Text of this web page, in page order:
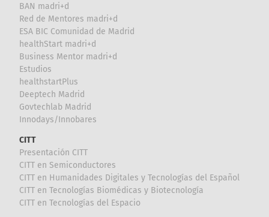
BAN madri+d
Red de Mentores madri+d
ESA BIC Comunidad de Madrid
healthStart madri+d
Business Mentor madri+d
Estudios
healthstartPlus
Deeptech Madrid
Govtechlab Madrid
Innodays/Innobares
CITT
Presentación CITT
CITT en Semiconductores
CITT en Humanidades Digitales y Tecnologías del Español
CITT en Tecnologías Biomédicas y Biotecnología
CITT en Tecnologías del Espacio